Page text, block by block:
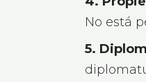
No está
5.